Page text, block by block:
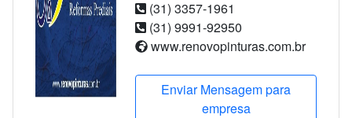
(31) 3357-1961
(31) 9991-92950
www.renovopinturas.com.br
Enviar Mensagem para
empresa